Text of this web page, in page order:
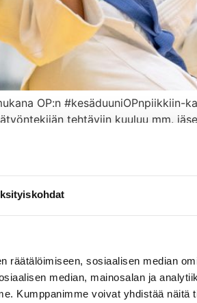
räätälöimiseen, sosiaalisen median
median, mainosalan ja
Kumppanimme voivat yhdistää näitä
OP:n #kesäduuniOPnpiikkiin-
tehtäviin kuuluu mm.
ja muut toimistotehtävät.
henkilön kanssa. Hakijalta
15-17-